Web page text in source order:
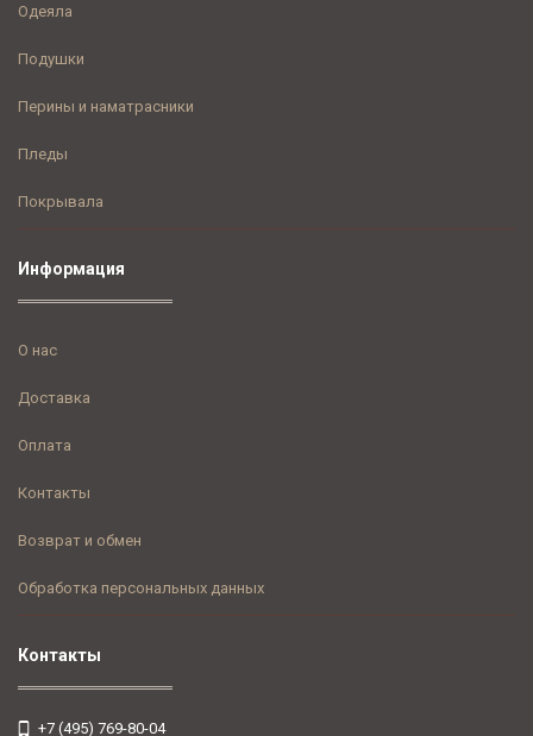
Контакты
+7 (495) 769-80-04
Одеяла
Подушки
Перины и наматрасники
Пледы
Покрывала
Информация
О нас
Доставка
Оплата
Контакты
Возврат и обмен
Обработка персональных данных